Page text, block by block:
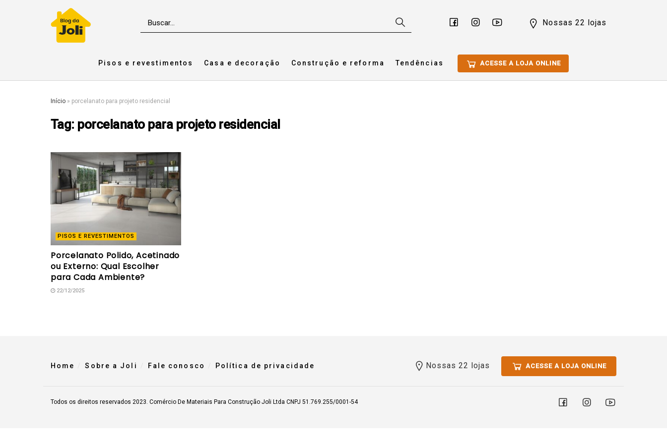
Nossas 22 lojas
Pisos e revestimentos Casa e decoração Construção e reforma Tendências ACESSE A LOJA ONLINE
Início » porcelanato para projeto residencial
Tag: porcelanato para projeto residencial
PISOS E REVESTIMENTOS
Porcelanato Polido, Acetinado
ou Externo: Qual Escolher
para Cada Ambiente?
22/12/2025
Home Sobre a Joli Fale conosco Política de privacidade Nossas 22 lojas ACESSE A LOJA ONLINE
Todos os direitos reservados 2023. Comércio De Materiais Para Construção Joli Ltda CNPJ 51.769.255/0001-54